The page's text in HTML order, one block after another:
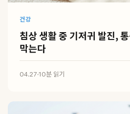
건강
침상 생활 중 기저귀 발진,
막는다
04.27·10분 읽기